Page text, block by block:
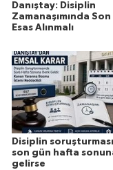
Danıştay: Disiplin
Zamanaşımında Son
Esas Alınmalı
Disiplin
son gün hafta
gelirse